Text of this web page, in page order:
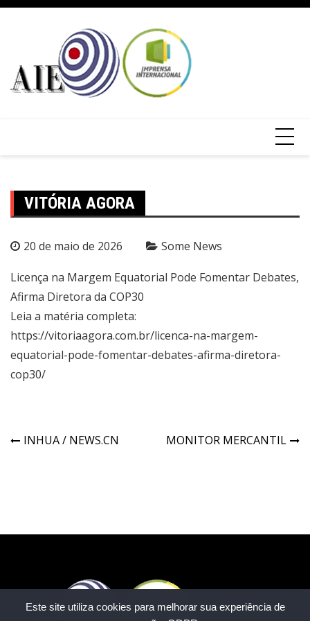
Este site utiliza cookies para melhorar sua experiência de
VITÓRIA AGORA
20 de maio de 2026 Some News
Licença na Margem Equatorial Pode Fomentar Debates,
Afirma Diretora da COP30
Leia a matéria completa:
https://vitoriaagora.com.br/licenca-na-margem-
equatorial-pode-fomentar-debates-afirma-diretora-
cop30/
INHUA / NEWS.CN MONITOR MERCANTIL